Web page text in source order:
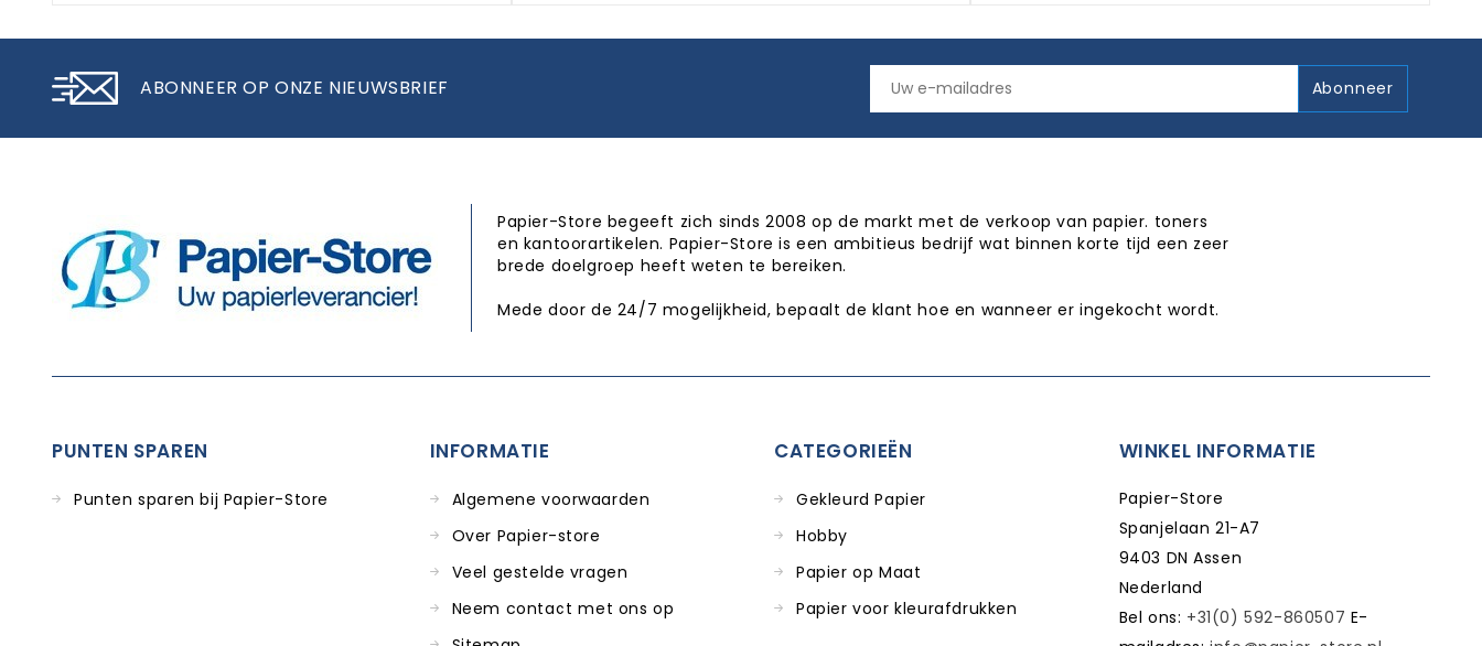
ABONNEER OP ONZE NIEUWSBRIEF
Papier-Store begeeft zich sinds 2008 op de markt met de verkoop van papier. toners
en kantoorartikelen. Papier-Store is een ambitieus bedrijf wat binnen korte tijd een zeer
brede doelgroep heeft weten te bereiken.
Mede door de 24/7 mogelijkheid, bepaalt de klant hoe en wanneer er ingekocht wordt.
PUNTEN SPAREN
Punten sparen bij Papier-Store
INFORMATIE
Algemene voorwaarden
Over Papier-store
Veel gestelde vragen
Neem contact met ons op
CATEGORIEËN
Gekleurd Papier
Hobby
Papier op Maat
Papier voor kleurafdrukken
WINKEL INFORMATIE
Papier-Store
Spanjelaan 21-A7
9403 DN Assen
Nederland
Bel ons: +31(0) 592-860507 E-